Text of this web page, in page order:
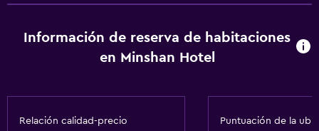
Nevera
Información de reserva de habitaciones
en Minshan Hotel
Relación calidad-precio Puntuación de la